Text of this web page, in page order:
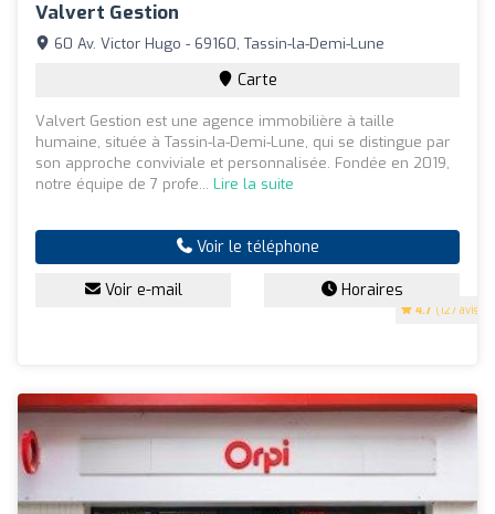
Valvert Gestion
4.7 (127 avis)
60 Av. Victor Hugo - 69160, Tassin-la-Demi-Lune
Carte
Valvert Gestion est une agence immobilière à taille
humaine, située à Tassin-la-Demi-Lune, qui se distingue par
son approche conviviale et personnalisée. Fondée en 2019,
notre équipe de 7 profe... Lire la suite
Voir le téléphone
Voir e-mail Horaires